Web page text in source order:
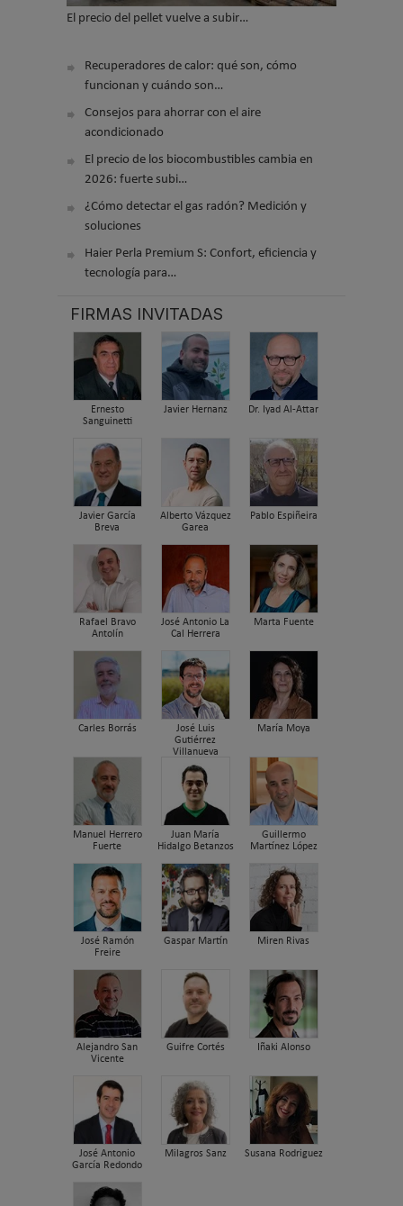
El precio del pellet vuelve a subir…
Recuperadores de calor: qué son, cómo
funcionan y cuándo son…
Consejos para ahorrar con el aire
acondicionado
El precio de los biocombustibles cambia en
2026: fuerte subi…
¿Cómo detectar el gas radón? Medición y
soluciones
Haier Perla Premium S: Confort, eficiencia y
tecnología para…
FIRMAS INVITADAS
Ernesto
Sanguinetti
Javier Hernanz Dr. Iyad Al-Attar
Javier García
Breva
Alberto Vázquez
Garea
Pablo Espiñeira
Rafael Bravo
Antolín
José Antonio La
Cal Herrera
Marta Fuente
Carles Borrás
José Luis
Gutiérrez
Villanueva
María Moya
Manuel Herrero
Fuerte
Juan María
Hidalgo Betanzos
Guillermo
Martínez López
José Ramón
Freire
Gaspar Martín Miren Rivas
Alejandro San
Vicente
Guifre Cortés Iñaki Alonso
José Antonio
García Redondo
Milagros Sanz Susana Rodriguez